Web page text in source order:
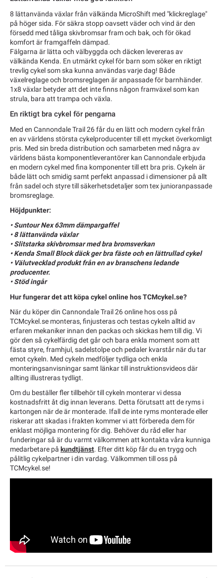
8 lättanvända växlar från välkända MicroShift med "klickreglage"
på höger sida. För säkra stopp oavsett väder och vind är den
försedd med tåliga skivbromsar fram och bak, och för ökad
komfort är framgaffeln dämpad.
Fälgarna är lätta och välbyggda och däcken levereras av
välkända Kenda. En utmärkt cykel för barn som söker en riktigt
trevlig cykel som ska kunna användas varje dag! Både
växelreglage och bromsreglagen är anpassade för barnhänder.
1x8 växlar betyder att det inte finns någon framväxel som kan
strula, bara att trampa och växla.
En riktigt bra cykel för pengarna
Med en Cannondale Trail 26 får du en lätt och modern cykel från
en av världens största cykelproducenter till ett mycket överkomligt
pris. Med sin breda distribution och samarbeten med några av
världens bästa komponentleverantörer kan Cannondale erbjuda
en modern cykel med fina komponenter till ett bra pris. Cykeln är
både lätt och smidig samt perfekt anpassad i dimensioner på allt
från sadel och styre till säkerhetsdetaljer som tex junioranpassade
bromsreglage.
Höjdpunkter:
• Suntour Nex 63mm dämpargaffel
• 8 lättanvända växlar
• Slitstarka skivbromsar med bra bromsverkan
• Kenda Small Block däck ger bra fäste och en lättrullad cykel
• Välutvecklad produkt från en av branschens ledande
producenter.
• Stöd ingår
Hur fungerar det att köpa cykel online hos TCMcykel.se?
När du köper din Cannondale Trail 26 online hos oss på
TCMcykel.se monteras, finjusteras och testas cykeln alltid av
erfaren mekaniker innan den packas och skickas hem till dig. Vi
gör den så cykelfärdig det går och bara enkla moment som att
fästa styre, framhjul, sadelstolpe och pedaler kvarstår när du tar
emot cykeln. Med cykeln medföljer tydliga och enkla
monteringsanvisningar samt länkar till instruktionsvideos där
allting illustreras tydligt.
Om du beställer fler tillbehör till cykeln monterar vi dessa
kostnadsfritt åt dig innan leverans. Detta förutsatt att de ryms i
kartongen när de är monterade. Ifall de inte ryms monterade eller
riskerar att skadas i frakten kommer vi att förbereda dem för
enklast möjliga montering för dig. Behöver du råd eller har
funderingar så är du varmt välkommen att kontakta våra kunniga
medarbetare på kundtjänst. Efter ditt köp får du en trygg och
pålitlig cykelpartner i din vardag. Välkommen till oss på
TCMcykel.se!